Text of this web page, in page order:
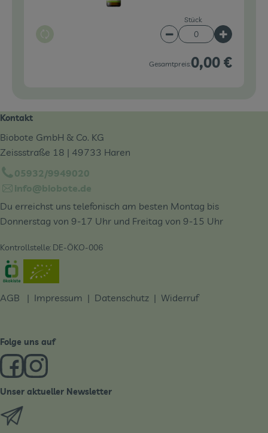
Auswahl ändern
Stück
Artikelanzahl
Gesamtpreis:0,00 €
Kontakt
Biobote GmbH & Co. KG
Zeissstraße 18 | 49733 Haren
05932/9949020
info@biobote.de
Du erreichst uns telefonisch am besten Montag bis
Donnerstag von 9-17 Uhr und Freitag von 9-15 Uhr
Kontrollstelle: DE-ÖKO-006
Externer Link zu https://www.oekokiste.de/
AGB | Impressum | Datenschutz | Widerruf
Folge uns auf
Externer Link zu https://www.facebook.com/derBiobote/
Externer Link zu https://www.instagram.com/
Unser aktueller Newsletter